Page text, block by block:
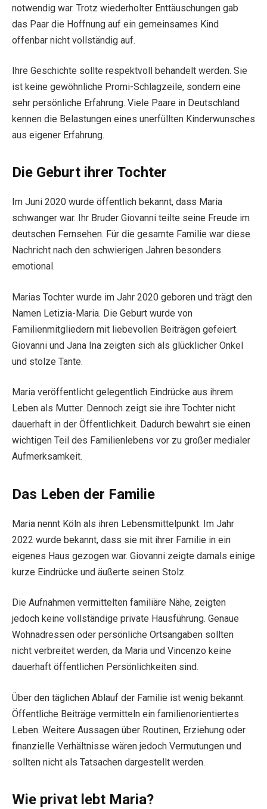
notwendig war. Trotz wiederholter Enttäuschungen gab
das Paar die Hoffnung auf ein gemeinsames Kind
offenbar nicht vollständig auf.
Ihre Geschichte sollte respektvoll behandelt werden. Sie
ist keine gewöhnliche Promi-Schlagzeile, sondern eine
sehr persönliche Erfahrung. Viele Paare in Deutschland
kennen die Belastungen eines unerfüllten Kinderwunsches
aus eigener Erfahrung.
Die Geburt ihrer Tochter
Im Juni 2020 wurde öffentlich bekannt, dass Maria
schwanger war. Ihr Bruder Giovanni teilte seine Freude im
deutschen Fernsehen. Für die gesamte Familie war diese
Nachricht nach den schwierigen Jahren besonders
emotional.
Marias Tochter wurde im Jahr 2020 geboren und trägt den
Namen Letizia-Maria. Die Geburt wurde von
Familienmitgliedern mit liebevollen Beiträgen gefeiert.
Giovanni und Jana Ina zeigten sich als glücklicher Onkel
und stolze Tante.
Maria veröffentlicht gelegentlich Eindrücke aus ihrem
Leben als Mutter. Dennoch zeigt sie ihre Tochter nicht
dauerhaft in der Öffentlichkeit. Dadurch bewahrt sie einen
wichtigen Teil des Familienlebens vor zu großer medialer
Aufmerksamkeit.
Das Leben der Familie
Maria nennt Köln als ihren Lebensmittelpunkt. Im Jahr
2022 wurde bekannt, dass sie mit ihrer Familie in ein
eigenes Haus gezogen war. Giovanni zeigte damals einige
kurze Eindrücke und äußerte seinen Stolz.
Die Aufnahmen vermittelten familiäre Nähe, zeigten
jedoch keine vollständige private Hausführung. Genaue
Wohnadressen oder persönliche Ortsangaben sollten
nicht verbreitet werden, da Maria und Vincenzo keine
dauerhaft öffentlichen Persönlichkeiten sind.
Über den täglichen Ablauf der Familie ist wenig bekannt.
Öffentliche Beiträge vermitteln ein familienorientiertes
Leben. Weitere Aussagen über Routinen, Erziehung oder
finanzielle Verhältnisse wären jedoch Vermutungen und
sollten nicht als Tatsachen dargestellt werden.
Wie privat lebt Maria?